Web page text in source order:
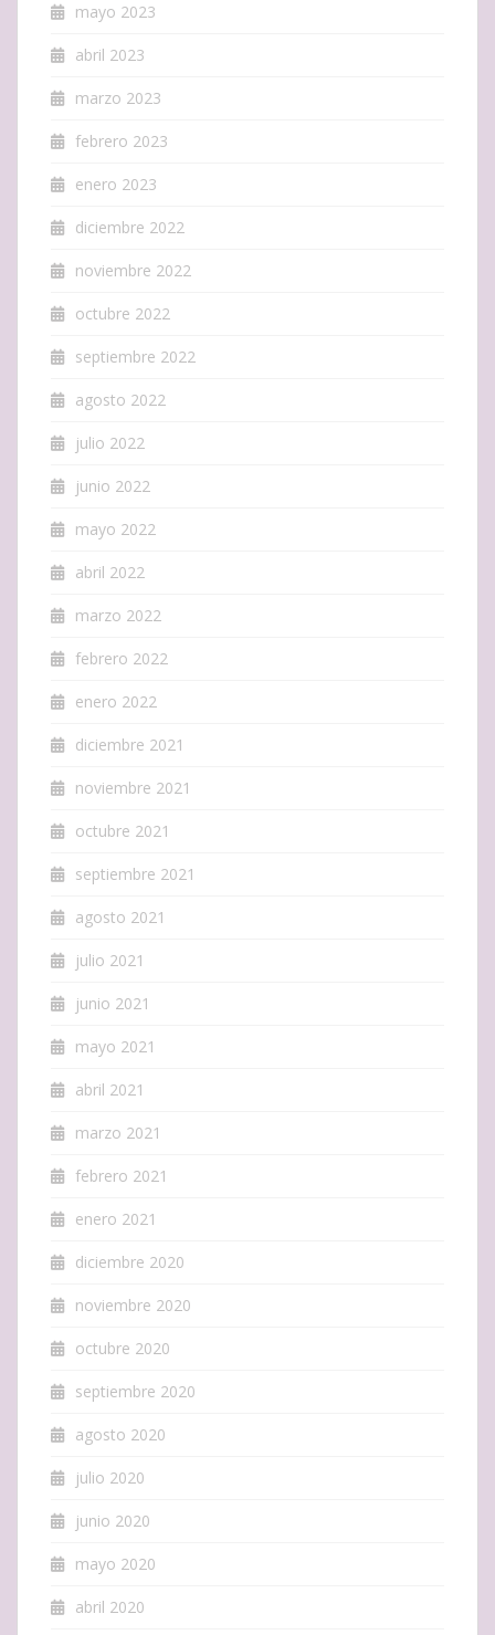
mayo 2023
abril 2023
marzo 2023
febrero 2023
enero 2023
diciembre 2022
noviembre 2022
octubre 2022
septiembre 2022
agosto 2022
julio 2022
junio 2022
mayo 2022
abril 2022
marzo 2022
febrero 2022
enero 2022
diciembre 2021
noviembre 2021
octubre 2021
septiembre 2021
agosto 2021
julio 2021
junio 2021
mayo 2021
abril 2021
marzo 2021
febrero 2021
enero 2021
diciembre 2020
noviembre 2020
octubre 2020
septiembre 2020
agosto 2020
julio 2020
junio 2020
mayo 2020
abril 2020